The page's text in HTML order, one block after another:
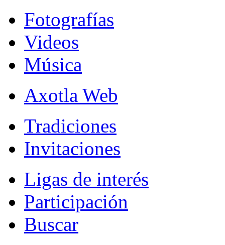
Fotografías
Videos
Música
Axotla Web
Tradiciones
Invitaciones
Ligas de interés
Participación
Buscar